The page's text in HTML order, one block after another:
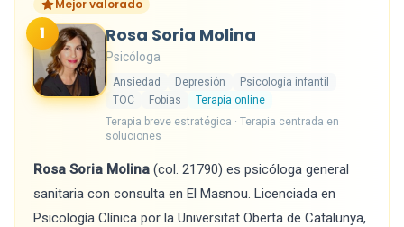
Mejor valorado
1 Rosa Soria Molina
Psicóloga
Ansiedad Depresión
Psicología infantil
TOC
Fobias
Terapia online
Terapia breve estratégica · Terapia centrada en
soluciones
Rosa Soria Molina (col. 21790) es psicóloga general
sanitaria con consulta en El Masnou. Licenciada en
Psicología Clínica por la Universitat Oberta de Catalunya,